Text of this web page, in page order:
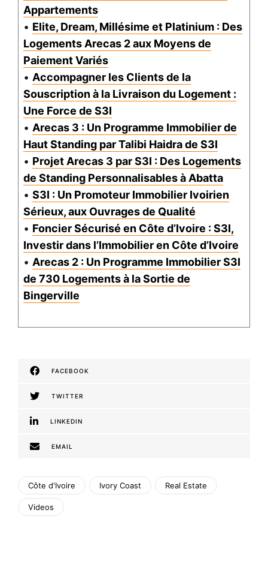
Appartements
• Elite, Dream, Millésime et Platinium : Des
Logements Arecas 2 aux Moyens de
Paiement Variés
• Accompagner les Clients de la
Souscription à la Livraison du Logement :
Une Force de S3I
• Arecas 3 : Un Programme Immobilier de
Haut Standing par Talibi Haidra de S3I
• Projet Arecas 3 par S3I : Des Logements
de Standing Personnalisables à Abatta
• S3I : Un Promoteur Immobilier Ivoirien
Sérieux, aux Ouvrages de Qualité
• Foncier Sécurisé en Côte d’Ivoire : S3I,
Investir dans l’Immobilier en Côte d’Ivoire
• Arecas 2 : Un Programme Immobilier S3I
de 730 Logements à la Sortie de
Bingerville
FACEBOOK
TWITTER
LINKEDIN
EMAIL
Côte d'Ivoire Ivory Coast Real Estate
Videos